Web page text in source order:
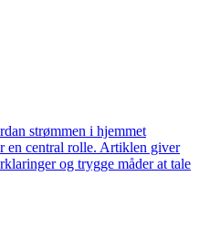
strømmen i hjemmet
en central rolle. Artiklen giver
og trygge måder at tale